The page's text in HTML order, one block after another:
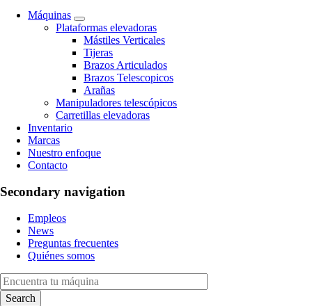
Máquinas
Plataformas elevadoras
Mástiles Verticales
Tijeras
Brazos Articulados
Brazos Telescopicos
Arañas
Manipuladores telescópicos
Carretillas elevadoras
Inventario
Marcas
Nuestro enfoque
Contacto
Secondary navigation
Empleos
News
Preguntas frecuentes
Quiénes somos